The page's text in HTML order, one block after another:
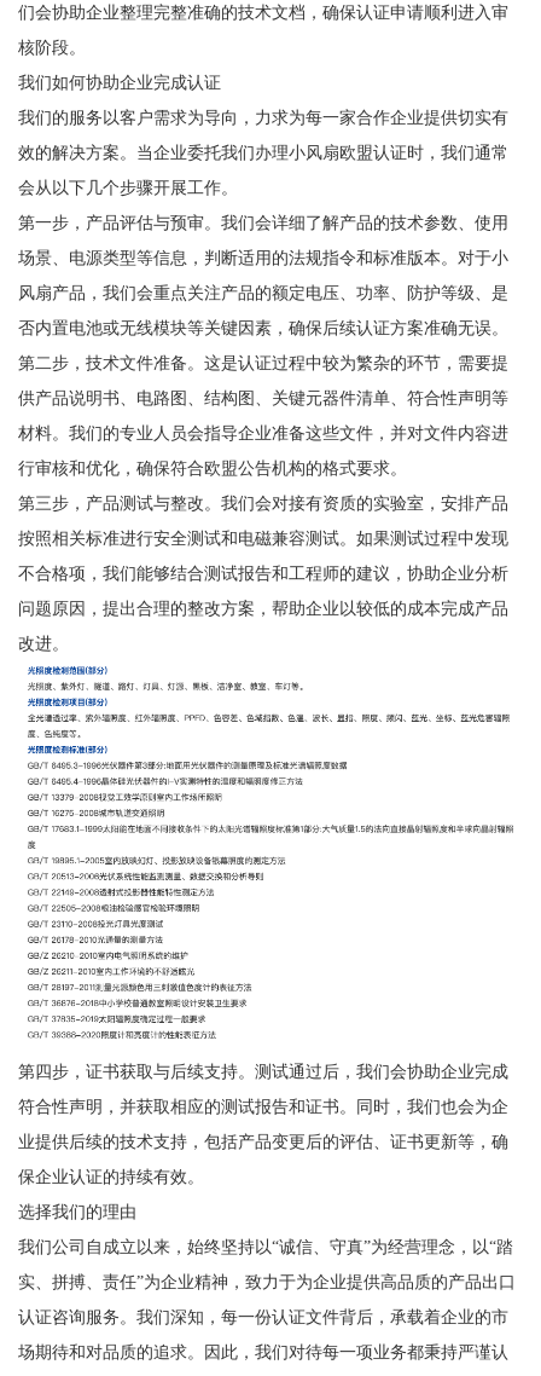
们会协助企业整理完整准确的技术文档，确保认证申请顺利进入审
核阶段。
我们如何协助企业完成认证
我们的服务以客户需求为导向，力求为每一家合作企业提供切实有
效的解决方案。当企业委托我们办理小风扇欧盟认证时，我们通常
会从以下几个步骤开展工作。
第一步，产品评估与预审。我们会详细了解产品的技术参数、使用
场景、电源类型等信息，判断适用的法规指令和标准版本。对于小
风扇产品，我们会重点关注产品的额定电压、功率、防护等级、是
否内置电池或无线模块等关键因素，确保后续认证方案准确无误。
第二步，技术文件准备。这是认证过程中较为繁杂的环节，需要提
供产品说明书、电路图、结构图、关键元器件清单、符合性声明等
材料。我们的专业人员会指导企业准备这些文件，并对文件内容进
行审核和优化，确保符合欧盟公告机构的格式要求。
第三步，产品测试与整改。我们会对接有资质的实验室，安排产品
按照相关标准进行安全测试和电磁兼容测试。如果测试过程中发现
不合格项，我们能够结合测试报告和工程师的建议，协助企业分析
问题原因，提出合理的整改方案，帮助企业以较低的成本完成产品
改进。
第四步，证书获取与后续支持。测试通过后，我们会协助企业完成
符合性声明，并获取相应的测试报告和证书。同时，我们也会为企
业提供后续的技术支持，包括产品变更后的评估、证书更新等，确
保企业认证的持续有效。
选择我们的理由
我们公司自成立以来，始终坚持以“诚信、守真”为经营理念，以“踏
实、拼搏、责任”为企业精神，致力于为企业提供高品质的产品出口
认证咨询服务。我们深知，每一份认证文件背后，承载着企业的市
场期待和对品质的追求。因此，我们对待每一项业务都秉持严谨认